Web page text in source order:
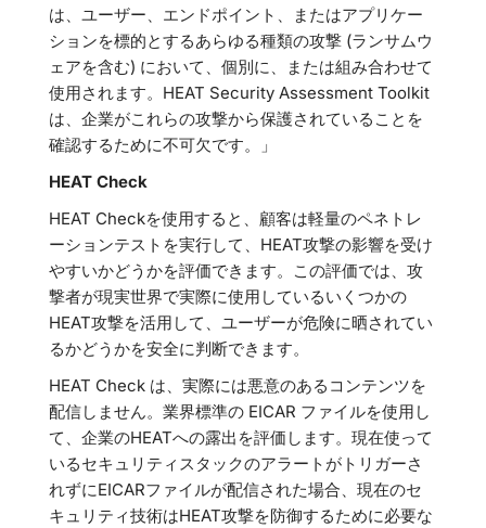
は、ユーザー、エンドポイント、またはアプリケー
ションを標的とするあらゆる種類の攻撃 (ランサムウ
ェアを含む) において、個別に、または組み合わせて
使用されます。HEAT Security Assessment Toolkit
は、企業がこれらの攻撃から保護されていることを
確認するために不可欠です。」
HEAT Check
HEAT Checkを使用すると、顧客は軽量のペネトレ
ーションテストを実行して、HEAT攻撃の影響を受け
やすいかどうかを評価できます。この評価では、攻
撃者が現実世界で実際に使用しているいくつかの
HEAT攻撃を活用して、ユーザーが危険に晒されてい
るかどうかを安全に判断できます。
HEAT Check は、実際には悪意のあるコンテンツを
配信しません。業界標準の EICAR ファイルを使用し
て、企業のHEATへの露出を評価します。現在使って
いるセキュリティスタックのアラートがトリガーさ
れずにEICARファイルが配信された場合、現在のセ
キュリティ技術はHEAT攻撃を防御するために必要な